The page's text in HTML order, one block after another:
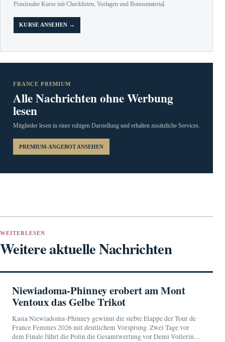
Praxisnahe Kurse mit Checklisten, Vorlagen und Bonusmaterial.
KURSE ANSEHEN →
FRANCE PREMIUM
Alle Nachrichten ohne Werbung
lesen
Mitglieder lesen in einer ruhigen Darstellung und erhalten zusätzliche Services.
PREMIUM-ANGEBOT ANSEHEN
WEITERLESEN
Weitere aktuelle Nachrichten
Niewiadoma-Phinney erobert am Mont
Ventoux das Gelbe Trikot
Kasia Niewiadoma-Phinney gewinnt die siebte Etappe der Tour de
France Femmes 2026 mit deutlichem Vorsprung. Zwei Tage vor
dem Finale führt die Polin die Gesamtwertung vor Demi Vollering